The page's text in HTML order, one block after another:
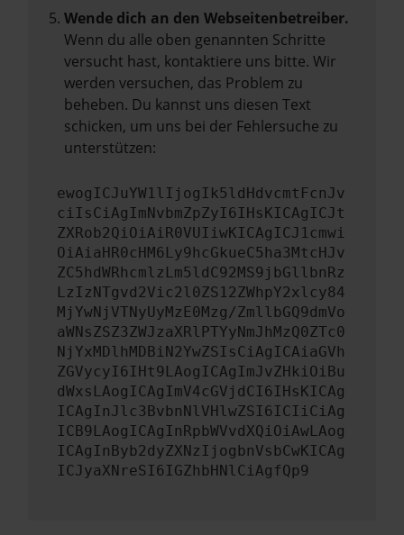
Wende dich an den Webseitenbetreiber.
Wenn du alle oben genannten Schritte
versucht hast, kontaktiere uns bitte. Wir
werden versuchen, das Problem zu
beheben. Du kannst uns diesen Text
schicken, um uns bei der Fehlersuche zu
unterstützen:
ewogICJuYW1lIjogIk5ldHdvcmtFcnJv
ciIsCiAgImNvbmZpZyI6IHsKICAgICJt
ZXRob2QiOiAiR0VUIiwKICAgICJ1cmwi
OiAiaHR0cHM6Ly9hcGkueC5ha3MtcHJv
ZC5hdWRhcmlzLm5ldC92MS9jbGllbnRz
LzIzNTgvd2Vic2l0ZS12ZWhpY2xlcy84
MjYwNjVTNyUyMzE0Mzg/ZmllbGQ9dmVo
aWNsZSZ3ZWJzaXRlPTYyNmJhMzQ0ZTc0
NjYxMDlhMDBiN2YwZSIsCiAgICAiaGVh
ZGVycyI6IHt9LAogICAgImJvZHkiOiBu
dWxsLAogICAgImV4cGVjdCI6IHsKICAg
ICAgInJlc3BvbnNlVHlwZSI6ICIiCiAg
ICB9LAogICAgInRpbWVvdXQiOiAwLAog
ICAgInByb2dyZXNzIjogbnVsbCwKICAg
ICJyaXNreSI6IGZhbHNlCiAgfQp9